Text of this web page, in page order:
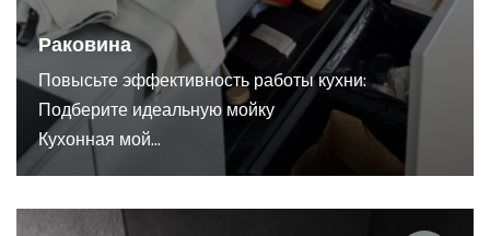
Раковина
Повысьте эффективность работы кухни:
Подберите идеальную мойку
Кухонная мой...